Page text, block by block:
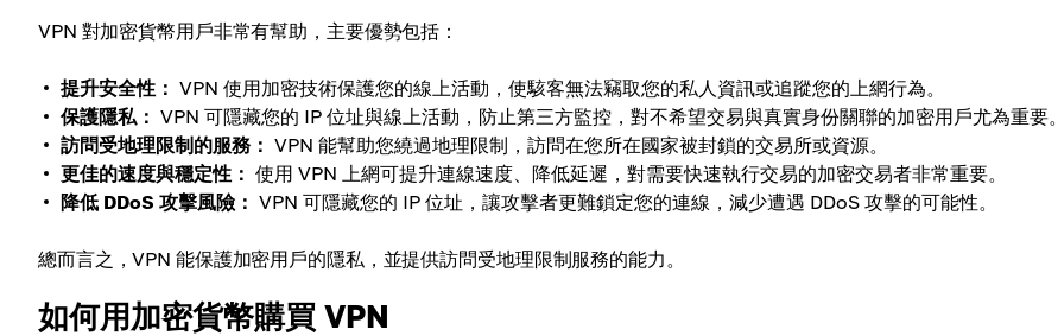
VPN 對加密貨幣用戶非常有幫助，主要優勢包括：
提升安全性： VPN 使用加密技術保護您的線上活動，使駭客無法竊取您的私人資訊或追蹤您的上網行為。
保護隱私： VPN 可隱藏您的 IP 位址與線上活動，防止第三方監控，對不希望交易與真實身份關聯的加密用戶尤為重要。
訪問受地理限制的服務： VPN 能幫助您繞過地理限制，訪問在您所在國家被封鎖的交易所或資源。
更佳的速度與穩定性： 使用 VPN 上網可提升連線速度、降低延遲，對需要快速執行交易的加密交易者非常重要。
降低 DDoS 攻擊風險： VPN 可隱藏您的 IP 位址，讓攻擊者更難鎖定您的連線，減少遭遇 DDoS 攻擊的可能性。
總而言之，VPN 能保護加密用戶的隱私，並提供訪問受地理限制服務的能力。
如何用加密貨幣購買 VPN